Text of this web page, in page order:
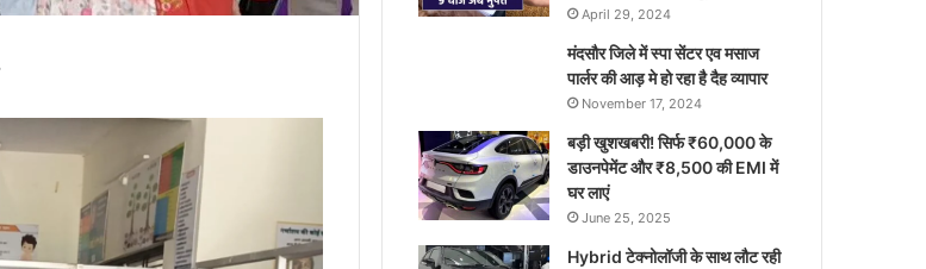
April 29, 2024
मंदसौर जिले में स्पा सेंटर एव मसाज
पार्लर की आड़ मे हो रहा है दैह व्यापार
November 17, 2024
बड़ी खुशखबरी! सिर्फ ₹60,000 के
डाउनपेमेंट और ₹8,500 की EMI में
घर लाएं
June 25, 2025
Hybrid टेक्नोलॉजी के साथ लौट रही